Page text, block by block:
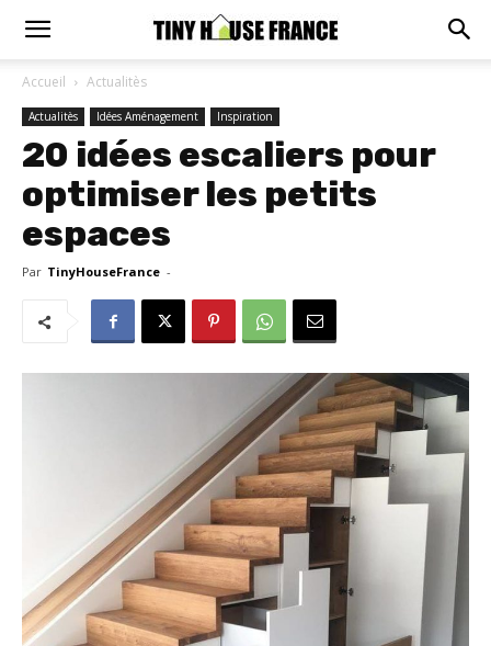
Accueil Actualitès
Actualitès Idées Aménagement Inspiration
20 idées escaliers pour
optimiser les petits
espaces
Par TinyHouseFrance -